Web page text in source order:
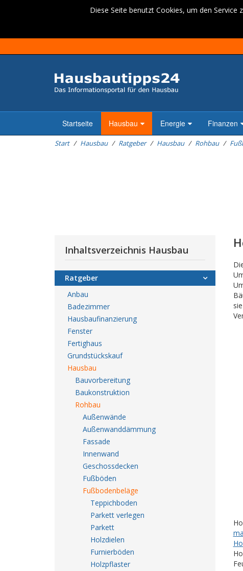
Diese Seite benutzt Cookies, um den Service
Startseite Hausbau Energie Finanzen
Start Hausbau Ratgeber Hausbau Rohbau
Inhaltsverzeichnis Hausbau
Ratgeber
Anbau
Badezimmer
Hausbaufinanzierung
Fenster
Fertighaus
Grundstückskauf
Hausbau
Bauvorbereitung
Baukonstruktion
Rohbau
Außenwände
Außenwanddämmung
Fassade
Innenwand
Geschossdecken
Fußböden
Fußbodenbeläge
Teppichboden
Parkett verlegen
Parkett
Holzdielen
Furnierböden
Holzpflaster